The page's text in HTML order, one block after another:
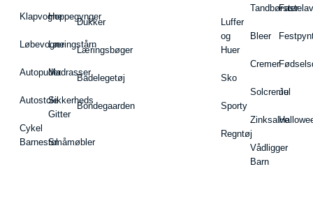
Klapvogne
Løbevogne
Autopuder
Autostole
Cykel
Barnestol
Hoppegynger
Læringstårn
Madrasser
Sikkerheds
Gitter
Småmøbler
Dukker
Læringsbøger
Badelegetøj
Bondegaarden
Luffer
og
Huer
Sko
Sporty
Regntøj
Tandbørster
Bleer
Cremer
Solcreme
Zinksalve
Vådligger
Barn
Jul